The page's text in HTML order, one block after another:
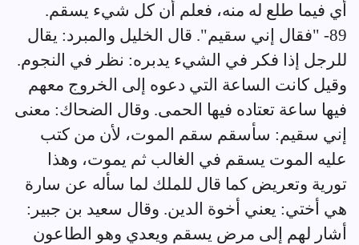
أي فيما طلع له منه، فعلم أن كل شيء يسقم.
89- "فقال إني سقيم". قال الخليل والمبرد: يقال
للرجل إذا فكر في الشيء يدبره: نظر في النجوم.
وقيل كانت الساعة التي دعوه إلى الخروج معهم
فيها ساعة تعتاده فيها الحمى. وقال الضحاك: معنى
إني سقيم: سأسقم سقم الموت، لأن من كتب
عليه الموت يسقم في الغالب ثم يموت، وهذا
تورية وتعريض كما قال للملك لما سأله عن سارة
هي أختي: يعني أخوة الدين. وقال سعيد بن جبير:
أشار لهم إلى مرض يسقم ويعدي وهو الطاعون